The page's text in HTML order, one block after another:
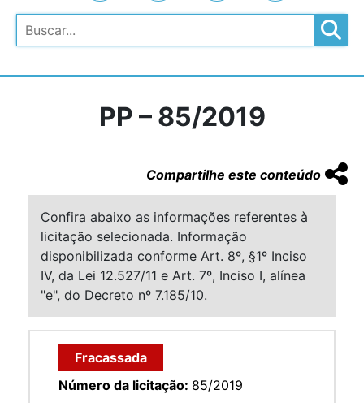
Pesquisar
PP – 85/2019
Compartilhe este conteúdo
Confira abaixo as informações referentes à
licitação selecionada. Informação
disponibilizada conforme Art. 8º, §1º Inciso
IV, da Lei 12.527/11 e Art. 7º, Inciso I, alínea
"e", do Decreto nº 7.185/10.
Fracassada
Número da licitação: 85/2019